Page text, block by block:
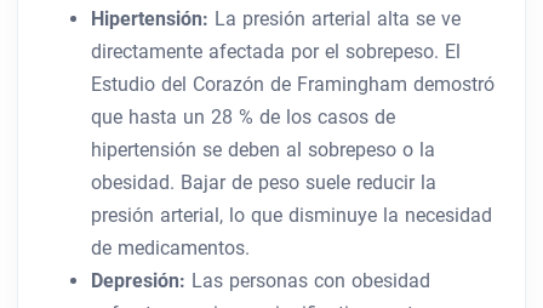
Hipertensión: La presión arterial alta se ve
directamente afectada por el sobrepeso. El
Estudio del Corazón de Framingham demostró
que hasta un 28 % de los casos de
hipertensión se deben al sobrepeso o la
obesidad. Bajar de peso suele reducir la
presión arterial, lo que disminuye la necesidad
de medicamentos.
Depresión: Las personas con obesidad